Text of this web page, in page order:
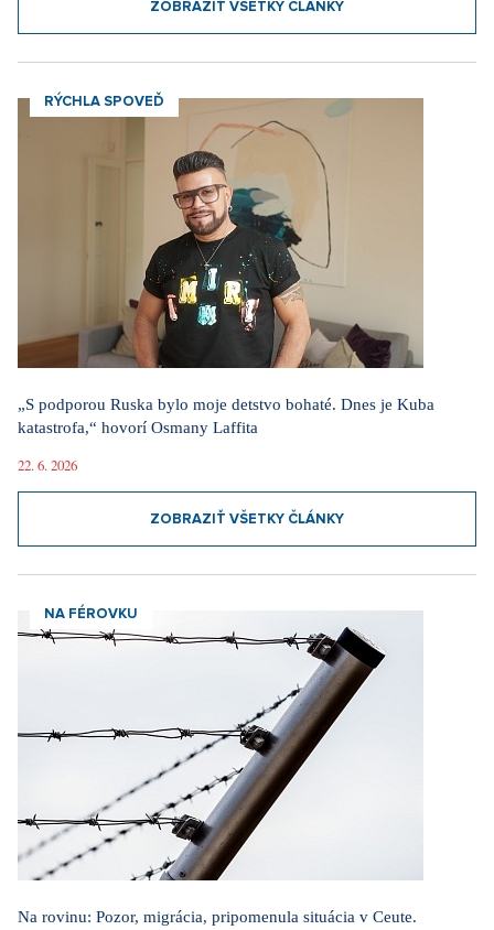
ZOBRAZIŤ VŠETKY ČLÁNKY
RÝCHLA SPOVEĎ
„S podporou Ruska bylo moje detstvo bohaté. Dnes je Kuba
katastrofa,“ hovorí Osmany Laffita
22. 6. 2026
ZOBRAZIŤ VŠETKY ČLÁNKY
NA FÉROVKU
Na rovinu: Pozor, migrácia, pripomenula situácia v Ceute.